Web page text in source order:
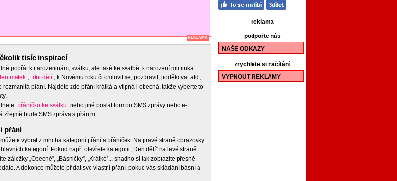
REKLAMA
tisíc inspirací
popřát k narozeninám, svátku, ale také ke svatbě, k narození miminka
matek , dni dětí , k Novému roku či omluvit se, pozdravit, poděkovat atd.,
rozmanitá přání. Najdete zde přání krátká a vtipná i obecná, takže vyberte to
přáníčko ke svátku nebo jiné poslat formou SMS zprávy nebo e-
zřejmě bude SMS zpráva s přáním.
přání
vybrat z mnoha kategorií přání a přáníček. Na pravé straně obrazovky
kategorií. Pokud např. otevřete kategorii „Den dětí” na levé straně
záložky „Obecné”, „Básničky”, „Krátké”... snadno si tak zobrazíte přesně
A dokonce můžete přidat své vlastní přání, pokud vás skládání básní a
reklama
podpořte nás
NAŠE ODKAZY
zrychlete si načítání
VYPNOUT REKLAMY